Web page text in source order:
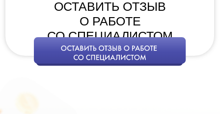
ОСТАВИТЬ ОТЗЫВ
О РАБОТЕ
СО СПЕЦИАЛИСТОМ